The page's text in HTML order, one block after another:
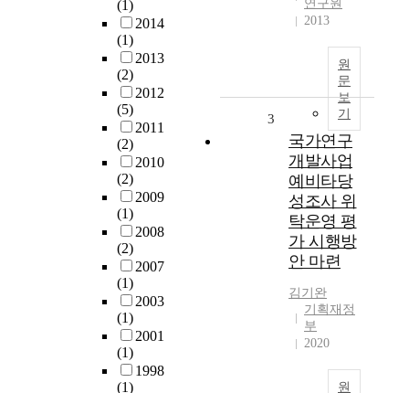
(1)
2014
(1)
2013
(2)
2012
(5)
2011
(2)
2010
(2)
2009
(1)
2008
(2)
2007
(1)
2003
(1)
2001
(1)
1998
(1)
연구원
2013
원
문
보
기
3
국가연구
개발사업
예비타당
성조사 위
탁운영 평
가 시행방
안 마련
김기완
기획재정
부
2020
원